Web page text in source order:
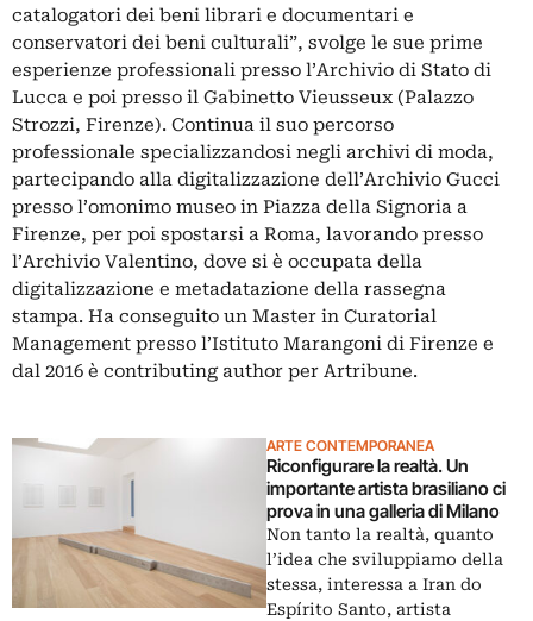
catalogatori dei beni librari e documentari e
conservatori dei beni culturali”, svolge le sue prime
esperienze professionali presso l’Archivio di Stato di
Lucca e poi presso il Gabinetto Vieusseux (Palazzo
Strozzi, Firenze). Continua il suo percorso
professionale specializzandosi negli archivi di moda,
partecipando alla digitalizzazione dell’Archivio Gucci
presso l’omonimo museo in Piazza della Signoria a
Firenze, per poi spostarsi a Roma, lavorando presso
l’Archivio Valentino, dove si è occupata della
digitalizzazione e metadatazione della rassegna
stampa. Ha conseguito un Master in Curatorial
Management presso l’Istituto Marangoni di Firenze e
dal 2016 è contributing author per Artribune.
ARTE CONTEMPORANEA
Riconfigurare la realtà. Un
importante artista brasiliano ci
prova in una galleria di Milano
Non tanto la realtà, quanto
l’idea che sviluppiamo della
stessa, interessa a Iran do
Espírito Santo, artista